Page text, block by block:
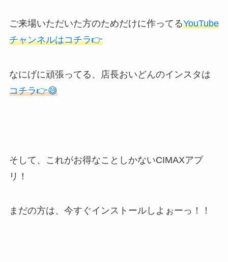
ご来場いただいた方のためだけに作ってるYouTube
チャンネルはコチラ👉
なにげに頑張ってる、店長おいどんのインスタは
コチラ👉😅
そして、これがお得なことしかないCIMAXアプ
リ！
まだの方は、今すぐインストールしよぉーっ！！